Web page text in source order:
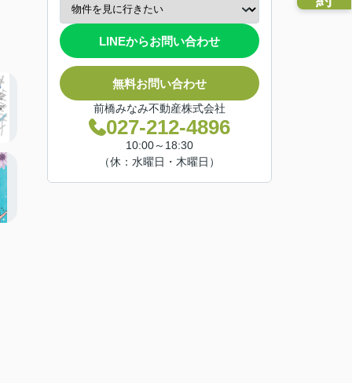
LINEからお問い合わせ
無料お問い合わせ
前橋みなみ不動産株式会社
027-212-4896
10:00～18:30
（休：水曜日・木曜日）